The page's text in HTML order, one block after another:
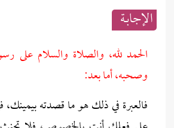
الإجابــة
الحمد لله، والصلاة والسلام على
وصحبه، أما بعد:
فالعبرة في ذلك هو ما قصدته